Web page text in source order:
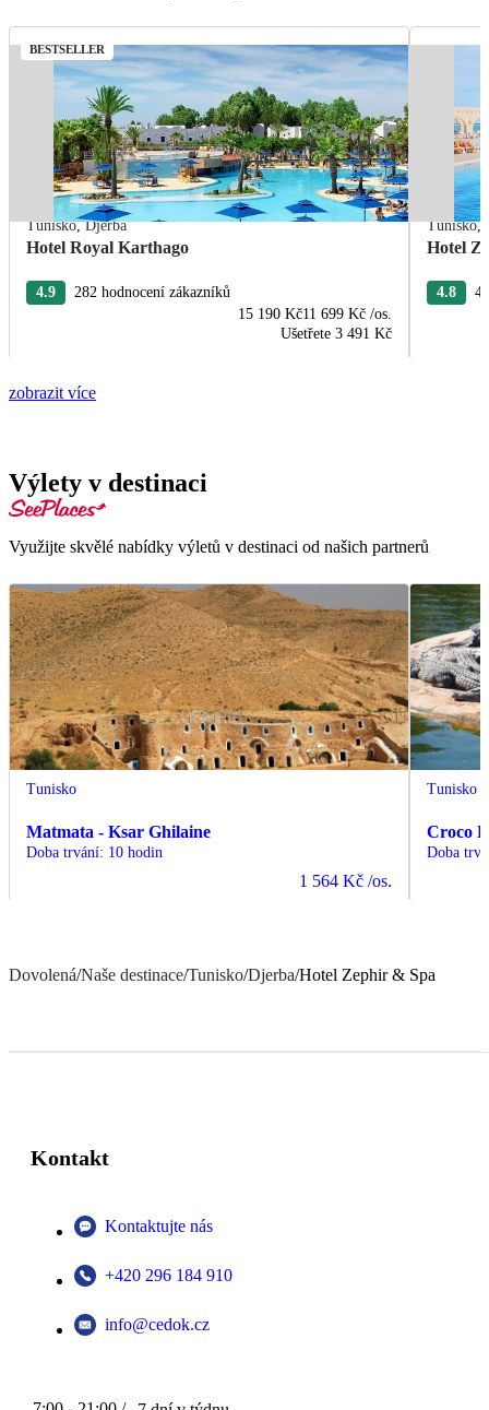
BESTSELLER
Tunisko,Djerba
Hotel Royal Karthago
4.9
282 hodnocení zákazníků
15 190 Kč11 699 Kč /os.
Ušetřete 3 491 Kč
Tunisko,
Hotel
4.8
zobrazit více
Výlety v destinaci
Využijte skvělé nabídky výletů v destinaci od našich partnerů
Tunisko
Matmata - Ksar Ghilaine
Doba trvání: 10 hodin
1 564 Kč /os.
Tunisko
Croco
Doba
Dovolená/Naše destinace/Tunisko/Djerba/Hotel Zephir & Spa
Kontakt
Kontaktujte nás
+420 296 184 910
info@cedok.cz